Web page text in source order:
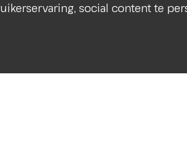
social content te